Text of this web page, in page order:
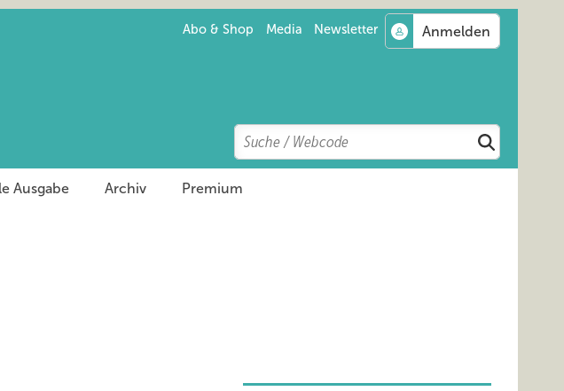
Abo & Shop Media Newsletter
Search
Suchen
Ausgabe Archiv Premium